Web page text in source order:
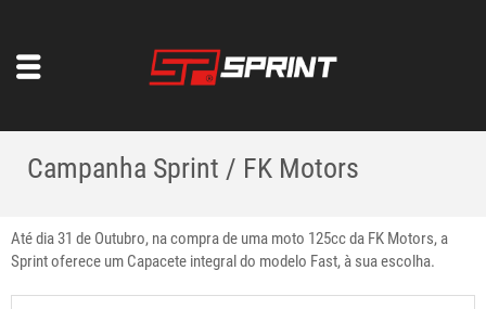
Campanha Sprint / FK Motors
Até dia 31 de Outubro, na compra de uma moto 125cc da FK Motors, a
Sprint oferece um Capacete integral do modelo Fast, à sua escolha.